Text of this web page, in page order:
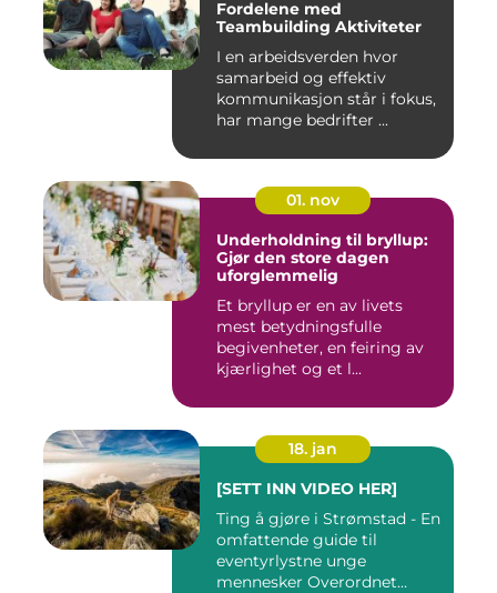
Fordelene med
Teambuilding Aktiviteter
I en arbeidsverden hvor
samarbeid og effektiv
kommunikasjon står i fokus,
har mange bedrifter ...
01. nov
Underholdning til bryllup:
Gjør den store dagen
uforglemmelig
Et bryllup er en av livets
mest betydningsfulle
begivenheter, en feiring av
kjærlighet og et l...
18. jan
[SETT INN VIDEO HER]
Ting å gjøre i Strømstad - En
omfattende guide til
eventyrlystne unge
mennesker Overordnet